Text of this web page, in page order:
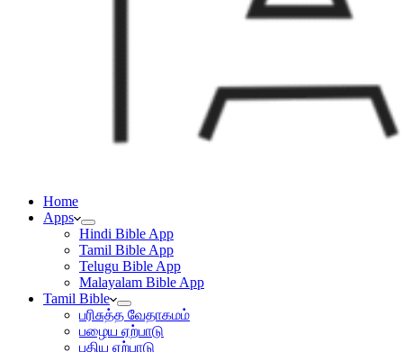
Home
Apps
Hindi Bible App
Tamil Bible App
Telugu Bible App
Malayalam Bible App
Tamil Bible
பரிசுத்த வேதாகமம்
பழைய ஏற்பாடு
புதிய ஏற்பாடு